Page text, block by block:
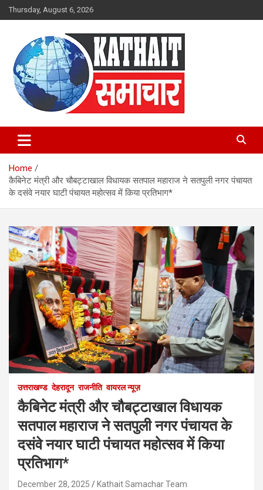
Skip
to
Thursday, August 6, 2026
Kathait Samachar – Latest
Uttarakhand News in Hindi,
Uttarakhand News Headlines
Home
कैबिनेट मंत्री और चौबट्टाखाल विधायक सतपाल महाराज ने सतपुली नगर पंचायत
के दसंवे नयार घाटी पंचायत महोत्सव में किया प्रतिभाग*
उत्तराखण्ड देहरादून राजनीति वायरल न्यूज़
कैबिनेट मंत्री और चौबट्टाखाल विधायक
सतपाल महाराज ने सतपुली नगर पंचायत के
दसंवे नयार घाटी पंचायत महोत्सव में किया
प्रतिभाग*
December 28, 2025 Kathait Samachar Team